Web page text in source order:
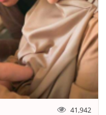
41,942